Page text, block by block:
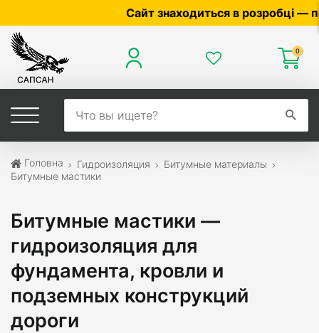
Сайт знаходиться в розробці — по ціні
0
Головна Гидроизоляция
Битумные материалы
Битумные мастики
Битумные мастики —
гидроизоляция для
фундамента, кровли и
подземных конструкций
дороги